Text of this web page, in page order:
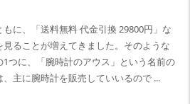
に、「送料無料 代金引換 29800円」な
ることが増えてきました。そのような
つに、「腕時計のアウス」という名前の
主に腕時計を販売していいるので ...